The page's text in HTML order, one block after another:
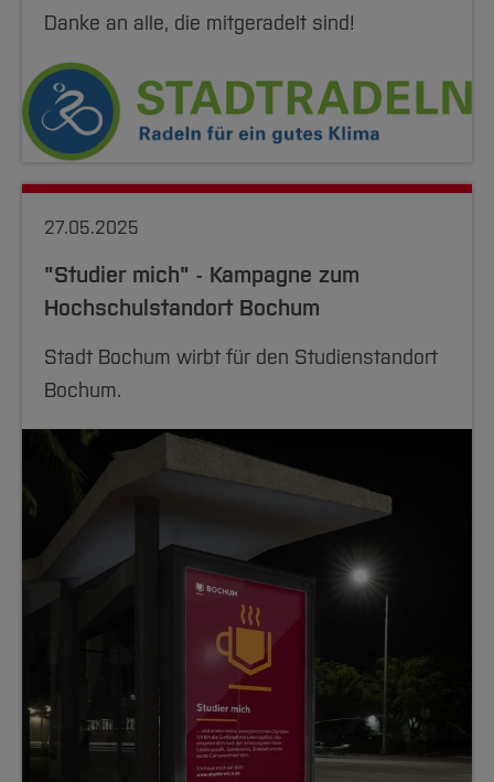
Danke an alle, die mitgeradelt sind!
27.05.2025
"Studier mich" - Kampagne zum
Hochschulstandort Bochum
Stadt Bochum wirbt für den Studienstandort
Bochum.